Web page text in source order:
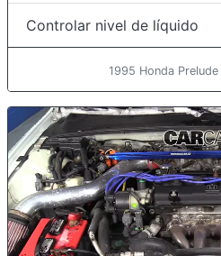
Controlar nivel de líquido
1995 Honda